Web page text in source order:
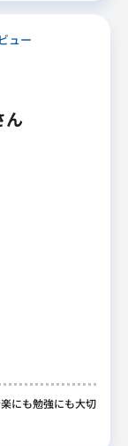
ュー
ん
にも勉強にも大切